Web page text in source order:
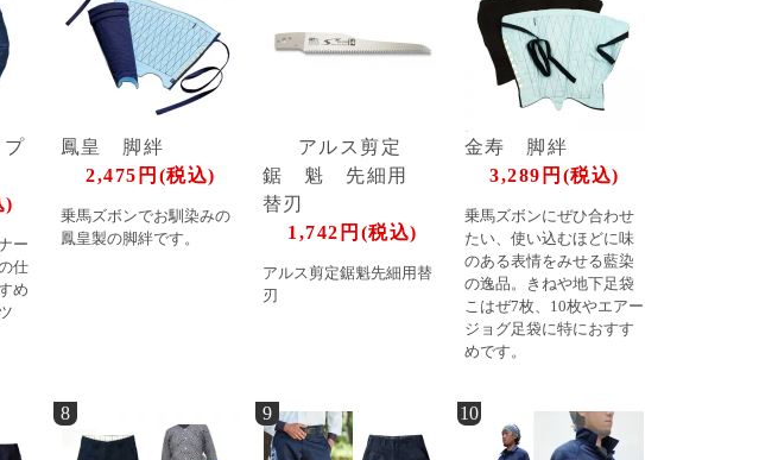
)
ー
仕
め
鳳皇 脚絆
2,475円(税込)
乗馬ズボンでお馴染みの
鳳皇製の脚絆です。
アルス剪定
鋸 魁 先細用
替刃
1,742円(税込)
アルス剪定鋸魁先細用替
刃
金寿 脚絆
3,289円(税込)
乗馬ズボンにぜひ合わせ
たい、使い込むほどに味
のある表情をみせる藍染
の逸品。きねや地下足袋
こはぜ7枚、10枚やエアー
ジョグ足袋に特におすす
めです。
8 9 10